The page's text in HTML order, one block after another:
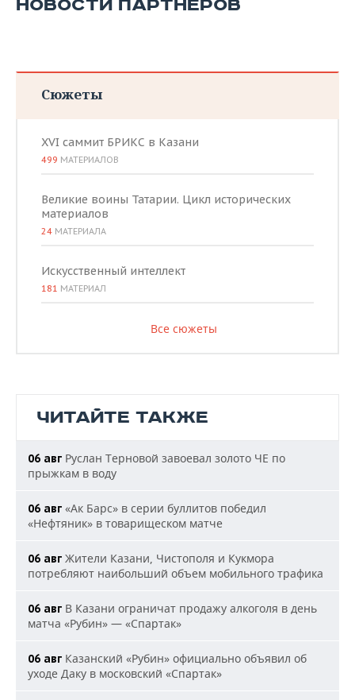
НОВОСТИ ПАРТНЕРОВ
Сюжеты
XVI саммит БРИКС в Казани
499 МАТЕРИАЛОВ
Великие воины Татарии. Цикл исторических
материалов
24 МАТЕРИАЛА
Искусственный интеллект
181 МАТЕРИАЛ
Все сюжеты
ЧИТАЙТЕ ТАКЖЕ
06 авг Руслан Терновой завоевал золото ЧЕ по
прыжкам в воду
06 авг «Ак Барс» в серии буллитов победил
«Нефтяник» в товарищеском матче
06 авг Жители Казани, Чистополя и Кукмора
потребляют наибольший объем мобильного трафика
06 авг В Казани ограничат продажу алкоголя в день
матча «Рубин» — «Спартак»
06 авг Казанский «Рубин» официально объявил об
уходе Даку в московский «Спартак»